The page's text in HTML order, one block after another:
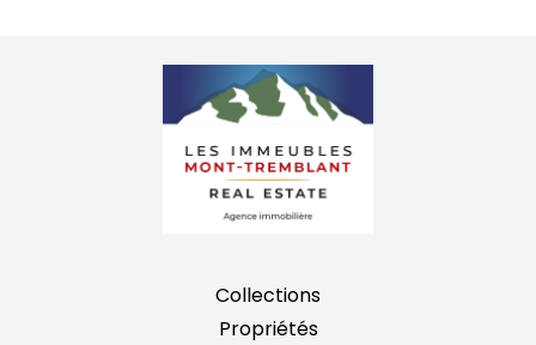
Collections
Propriétés